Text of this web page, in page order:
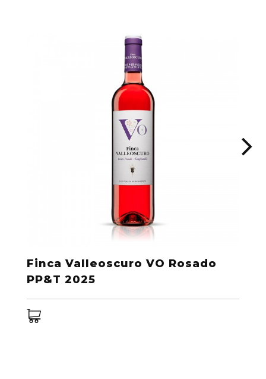
Finca Valleoscuro VO Rosado
PP&T 2025